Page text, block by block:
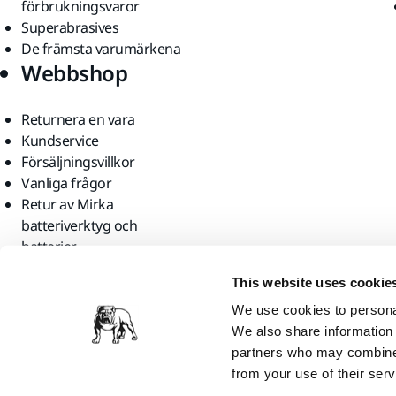
This website uses
We use cookies to
We also share
partners who may
from your use of their
förbrukningsvaror
Superabrasives
De främsta varumärkena
Webbshop
Returnera en vara
Kundservice
Försäljningsvillkor
Vanliga frågor
Retur av Mirka
batteriverktyg och
batterier